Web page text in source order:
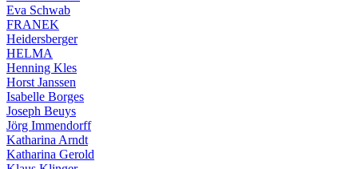
Eva Schwab
FRANEK
Heidersberger
HELMA
Henning Kles
Horst Janssen
Isabelle Borges
Joseph Beuys
Jörg Immendorff
Katharina Arndt
Katharina Gerold